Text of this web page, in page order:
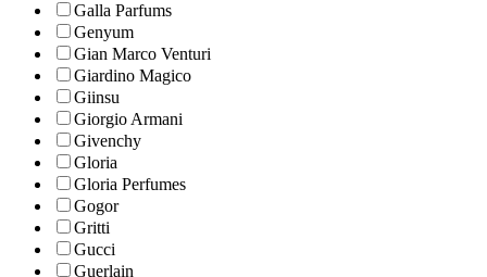
Galla Parfums
Genyum
Gian Marco Venturi
Giardino Magico
Giinsu
Giorgio Armani
Givenchy
Gloria
Gloria Perfumes
Gogor
Gritti
Gucci
Guerlain